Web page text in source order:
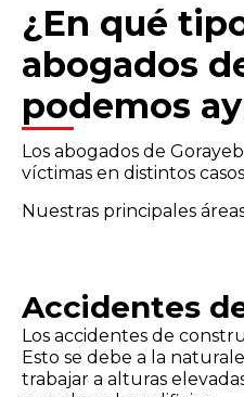
¿En qué
abogados
podemos
Los abogados de
víctimas en distintos
Nuestras principales
Accidentes
Los accidentes de
Esto se debe a la
trabajar a alturas